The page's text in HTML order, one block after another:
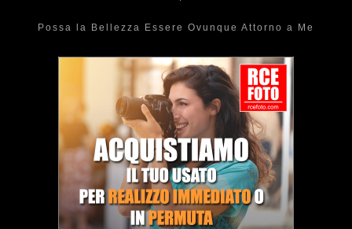
Possa la Bellezza Essere Ovunque Attorno a Me